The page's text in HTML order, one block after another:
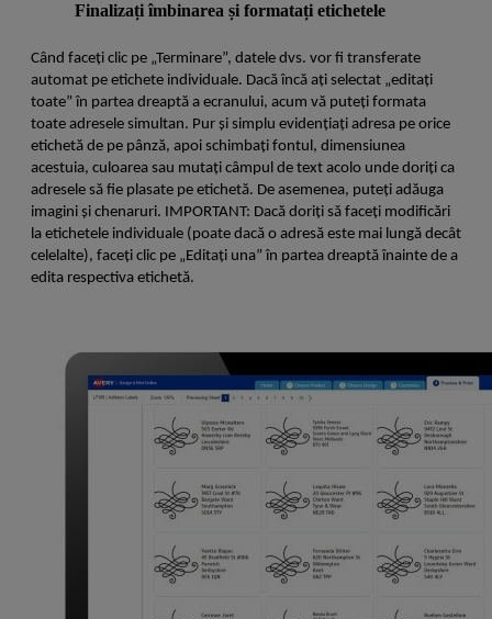
Finalizați îmbinarea și formatați etichetele
Când faceți clic pe „Terminare”, datele dvs. vor fi transferate
automat pe etichete individuale. Dacă încă ați selectat „editați
toate” în partea dreaptă a ecranului, acum vă puteți formata
toate adresele simultan. Pur și simplu evidențiați adresa pe orice
etichetă de pe pânză, apoi schimbați fontul, dimensiunea
acestuia, culoarea sau mutați câmpul de text acolo unde doriți ca
adresele să fie plasate pe etichetă. De asemenea, puteți adăuga
imagini și chenaruri. IMPORTANT: Dacă doriți să faceți modificări
la etichetele individuale (poate dacă o adresă este mai lungă decât
celelalte), faceți clic pe „Editați una” în partea dreaptă înainte de a
edita respectiva etichetă.